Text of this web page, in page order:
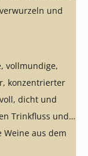
und
vollmundige,
konzentrierter
dicht und
Trinkfluss und
aus dem